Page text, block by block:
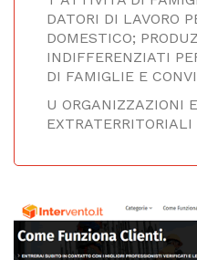
DATORI DI LAVORO
DOMESTICO;
INDIFFERENZIATI
DI FAMIGLIE E
U ORGANIZZAZIONI
EXTRATERRITORIALI